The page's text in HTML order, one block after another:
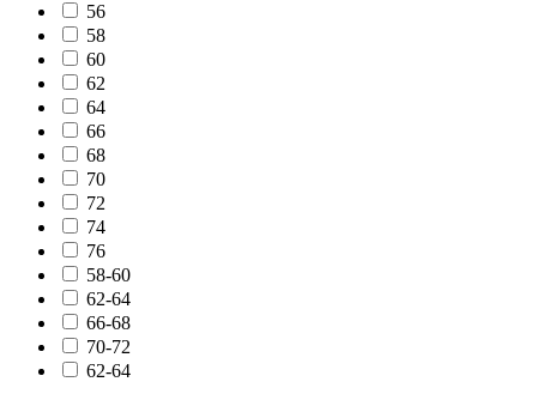
56
58
60
62
64
66
68
70
72
74
76
58-60
62-64
66-68
70-72
62-64